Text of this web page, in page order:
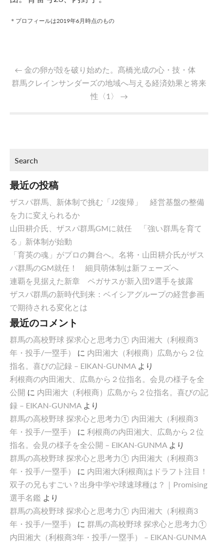
＊プロフィールは2019年6月時点のもの
← 金の卵が殻を破り始めた。髙橋光成の心・技・体
群馬クレインサンダーズの地域へ与える経済効果と将来
性〈1〉
→
最近の投稿
ザスパ群馬、新体制で挑む「J2復帰」 経営基盤の整備
を力に変えられるか
山田耕介氏、ザスパ群馬GMに就任 「強い群馬を育て
る」新体制が始動
「育英の魂」がプロの舞台へ。名将・山田耕介氏がザス
パ群馬のGM就任！ 細貝萌体制は新フェーズへ
連覇を見据えた新章 ペガサスが新入団9選手を披露
ザスパ群馬の新時代到来：ベイシアグループの経営参画
で期待される変化とは
最近のコメント
群馬の高校野球 探求心と思考力① 内田湘大（利根商3
年・投手/一塁手）
に 内田湘大（利根商）広島から２位
指名。喜びの記録 – EIKAN-GUNMA より
利根商の内田湘大、広島から２位指名。会見の様子を全
公開 に 内田湘大（利根商）広島から２位指名。喜びの記
録 – EIKAN-GUNMA より
群馬の高校野球 探求心と思考力① 内田湘大（利根商3
年・投手/一塁手）
に 利根商の内田湘大、広島から２位
指名。会見の様子を全公開 – EIKAN-GUNMA より
群馬の高校野球 探求心と思考力① 内田湘大（利根商3
年・投手/一塁手）
に 内田湘大(利根商)はドラフト注目！
双子の兄もすごい？出身中学や球速球種は？｜Promising
選手名鑑 より
群馬の高校野球 探求心と思考力① 内田湘大（利根商3
年・投手/一塁手）
に 群馬の高校野球 探求心と思考力①
内田湘大（利根商3年・投手/一塁手） – EIKAN-GUNMA